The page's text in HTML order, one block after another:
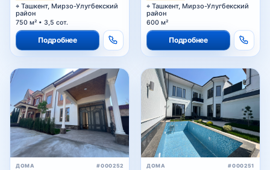
Ташкент, Мирзо-Улугбекский
район
750 м² • 3,5 сот.
Подробнее
Ташкент, Мирзо-Улугбекский
район
600 м²
Подробнее
ДОМА #000252 ДОМА #000251